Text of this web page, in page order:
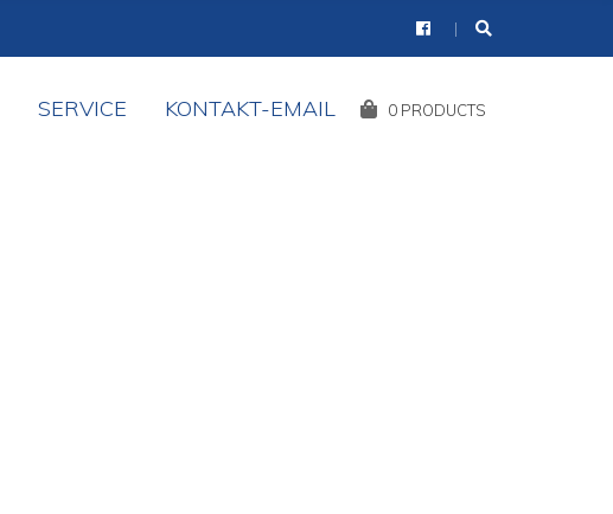
SERVICE KONTAKT-EMAIL
Shopping
0 PRODUCTS